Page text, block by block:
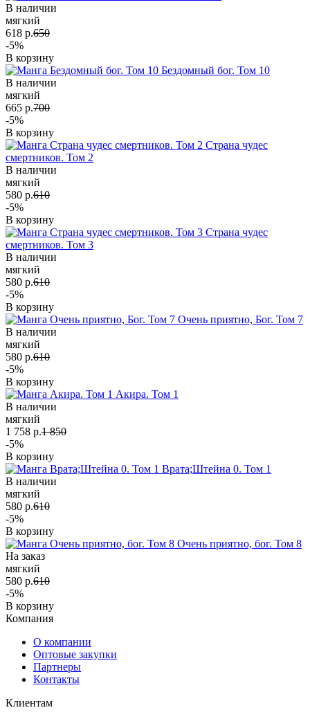
В наличии
мягкий
618 р.650
-5%
В корзину
Бездомный бог. Том 10
В наличии
мягкий
665 р.700
-5%
В корзину
Страна чудес
смертников. Том 2
В наличии
мягкий
580 р.610
-5%
В корзину
Страна чудес
смертников. Том 3
В наличии
мягкий
580 р.610
-5%
В корзину
Очень приятно, Бог. Том 7
В наличии
мягкий
580 р.610
-5%
В корзину
Акира. Том 1
В наличии
мягкий
1 758 р.1 850
-5%
В корзину
Врата;Штейна 0. Том 1
В наличии
мягкий
580 р.610
-5%
В корзину
Очень приятно, бог. Том 8
На заказ
мягкий
580 р.610
-5%
В корзину
Компания
О компании
Оптовые закупки
Партнеры
Контакты
Клиентам